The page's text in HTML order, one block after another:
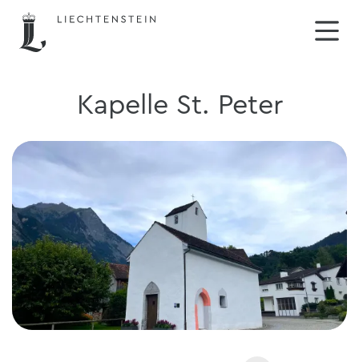
Kapelle St. Peter